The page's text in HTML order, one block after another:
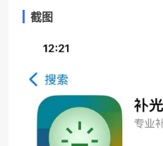
截图